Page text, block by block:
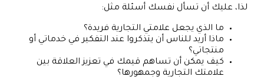
لذا، عليك أن تسأل نفسك أسئلة مثل:
ما الذي يجعل علامتي التجارية فريدة؟
ماذا أريد للناس أن يتذكروا عند التفكير في خدماتي أو
منتجاتي؟
كيف يمكن أن تساهم قيمك في تعزيز العلاقة بين
علامتك التجارية وجمهورها؟